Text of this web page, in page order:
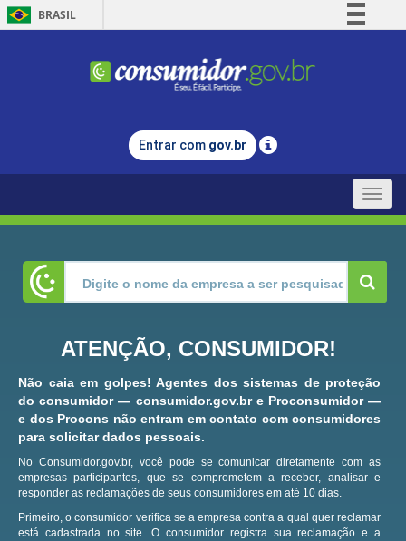
BRASIL
Comunica BR
Legislação
Entrar com gov.br
Toggle
ATENÇÃO, CONSUMIDOR!
Não caia em golpes! Agentes dos sistemas de proteção
do consumidor — consumidor.gov.br e Proconsumidor —
e dos Procons não entram em contato com consumidores
para solicitar dados pessoais.
No Consumidor.gov.br, você pode se comunicar diretamente com as
empresas participantes, que se comprometem a receber, analisar e
responder as reclamações de seus consumidores em até 10 dias.
Primeiro, o consumidor verifica se a empresa contra a qual quer reclamar
está cadastrada no site.O consumidor registra sua reclamação e a